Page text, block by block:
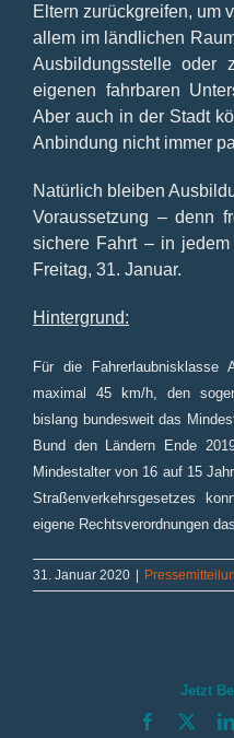
Eltern zurückgreifen, um
allem im ländlichen
Ausbildungsstelle oder
eigenen fahrbaren
Aber auch in der Stadt
Anbindung nicht immer
Natürlich bleiben
Voraussetzung – denn
sichere Fahrt – in
Freitag, 31. Januar.
Hintergrund:
Für die Fahrerlaubnisklasse
maximal 45 km/h, den
bislang bundesweit das
Bund den Ländern Ende
Mindestalter von 16 auf 15
Straßenverkehrsgesetzes
eigene Rechtsverordnungen
31. Januar 2020 |
Jetzt
Facebook